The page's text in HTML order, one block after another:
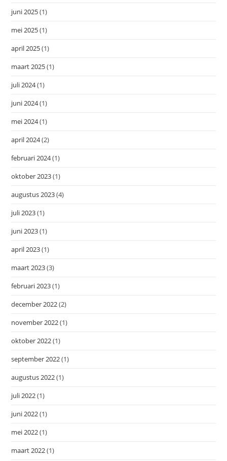
juni 2025(1)
mei 2025(1)
april 2025(1)
maart 2025(1)
juli 2024(1)
juni 2024(1)
mei 2024(1)
april 2024(2)
februari 2024(1)
oktober 2023(1)
augustus 2023(4)
juli 2023(1)
juni 2023(1)
april 2023(1)
maart 2023(3)
februari 2023(1)
december 2022(2)
november 2022(1)
oktober 2022(1)
september 2022(1)
augustus 2022(1)
juli 2022(1)
juni 2022(1)
mei 2022(1)
maart 2022(1)